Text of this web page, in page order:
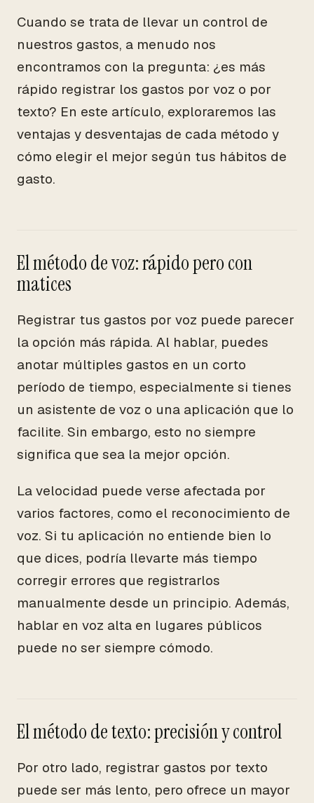
Cuando se trata de llevar un control de
nuestros gastos, a menudo nos
encontramos con la pregunta: ¿es más
rápido registrar los gastos por voz o por
texto? En este artículo, exploraremos las
ventajas y desventajas de cada método y
cómo elegir el mejor según tus hábitos de
gasto.
El método de voz: rápido pero con
matices
Registrar tus gastos por voz puede parecer
la opción más rápida. Al hablar, puedes
anotar múltiples gastos en un corto
período de tiempo, especialmente si tienes
un asistente de voz o una aplicación que lo
facilite. Sin embargo, esto no siempre
significa que sea la mejor opción.
La velocidad puede verse afectada por
varios factores, como el reconocimiento de
voz. Si tu aplicación no entiende bien lo
que dices, podría llevarte más tiempo
corregir errores que registrarlos
manualmente desde un principio. Además,
hablar en voz alta en lugares públicos
puede no ser siempre cómodo.
El método de texto: precisión y control
Por otro lado, registrar gastos por texto
puede ser más lento, pero ofrece un mayor